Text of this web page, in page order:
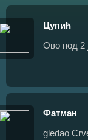
Цупић
Ово под 2
Фатман
gledao